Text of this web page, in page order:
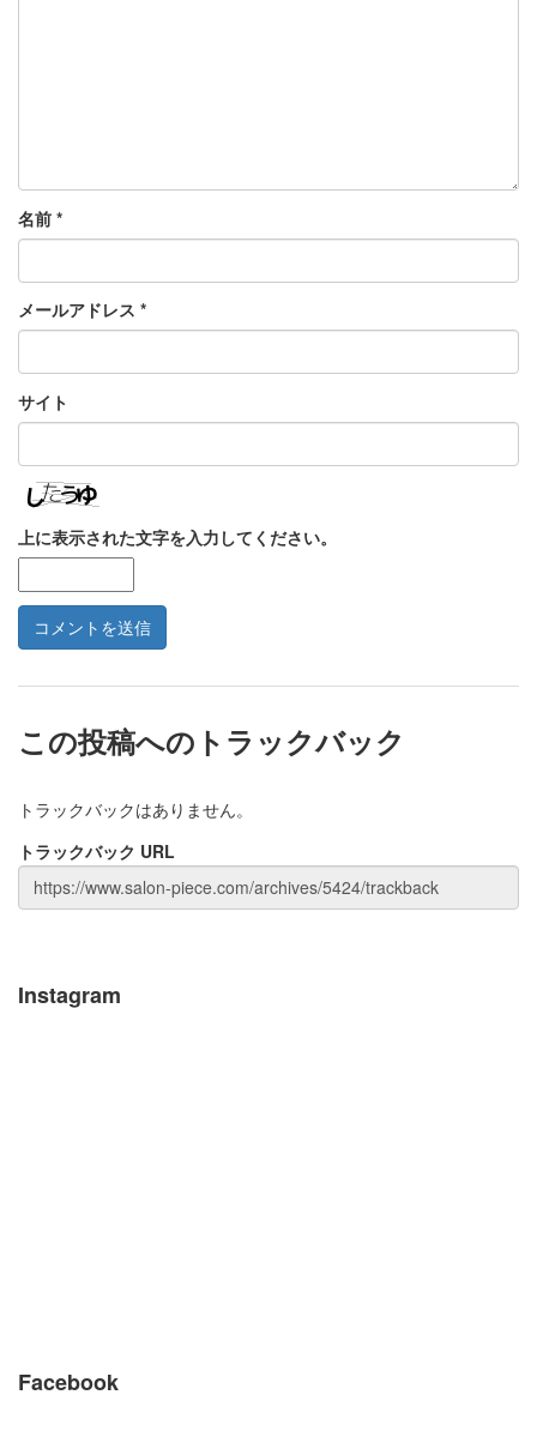
名前 *
メールアドレス *
サイト
上に表示された文字を入力してください。
この投稿へのトラックバック
トラックバックはありません。
トラックバック URL
Instagram
Facebook